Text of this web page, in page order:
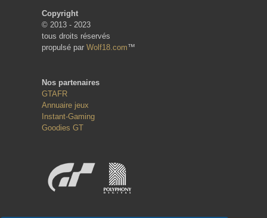
Copyright
© 2013 - 2023
tous droits réservés
propulsé par Wolf18.com™
Nos partenaires
GTAFR
Annuaire jeux
Instant-Gaming
Goodies GT